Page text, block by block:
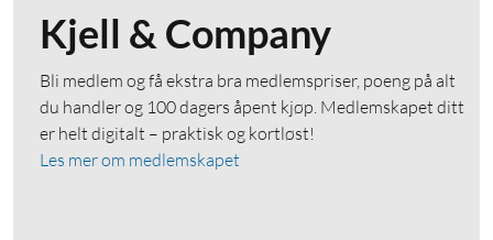
Kjell & Company
Bli medlem og få ekstra bra medlemspriser, poeng på alt
du handler og 100 dagers åpent kjøp. Medlemskapet ditt
er helt digitalt – praktisk og kortløst!
Les mer om medlemskapet